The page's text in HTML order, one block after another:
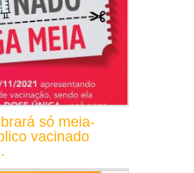
só meia-
vacinado